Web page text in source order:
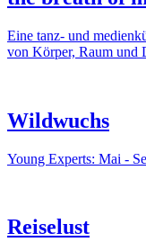
Eine tanz- und
von Körper, Raum und
Wildwuchs
Young Experts: Mai -
Reiselust